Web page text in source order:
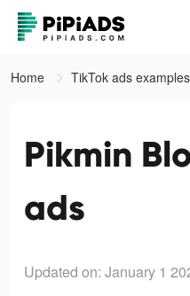
Home TikTok ads examples
Pikmin
ads
Updated on: January 1